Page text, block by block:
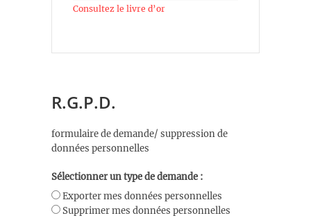
Consultez le livre d’or
R.G.P.D.
formulaire de demande/ suppression de
données personnelles
Sélectionner un type de demande :
Exporter mes données personnelles
Supprimer mes données personnelles